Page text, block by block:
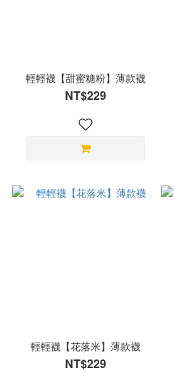
輕輕襪【甜蜜糖粉】薄款襪
NT$229
輕輕襪【花落米】薄款襪
NT$229